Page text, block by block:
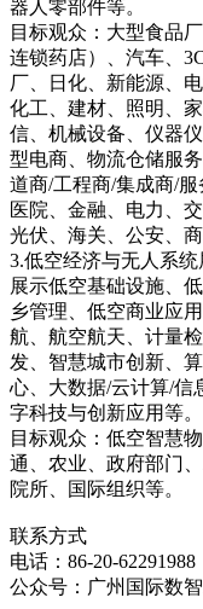
器人零部件等。
目标观众：大型食品
连锁药店）、汽车、
厂、日化、新能源、
化工、建材、照明、
信、机械设备、仪器
型电商、物流仓储服
道商/工程商/集成商/服
医院、金融、电力、
光伏、海关、公安、商
3.低空经济与无人系统
展示低空基础设施、
乡管理、低空商业应
航、航空航天、计量
发、智慧城市创新、
心、大数据/云计算/信
字科技与创新应用等。
目标观众：低空智慧
通、农业、政府部门
院所、国际组织等。
联系方式
电话：86-20-62291988
公众号：广州国际数